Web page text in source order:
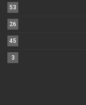
53
26
45
3